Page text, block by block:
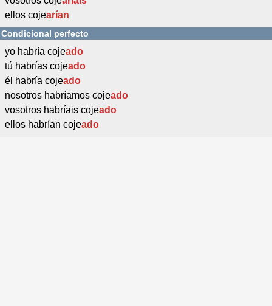
ellos cojearían
Condicional perfecto
yo habría cojeado
tú habrías cojeado
él habría cojeado
nosotros habríamos cojeado
vosotros habríais cojeado
ellos habrían cojeado